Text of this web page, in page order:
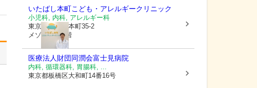
いたばし本町こども・アレルギークリニック
小児科, 内科, アレルギー科
東京都板橋区 本町35-2
メゾンルウ1階
医療法人財団同潤会富士見病院
内科, 循環器科, 胃腸科, ...
東京都板橋区大和町14番16号